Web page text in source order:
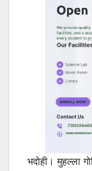
भदोही। मुहल्ला